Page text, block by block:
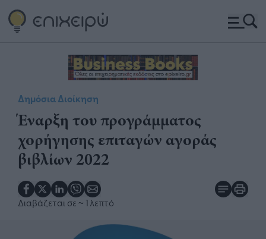
Δημόσια Διοίκηση
Έναρξη του προγράμματος
χορήγησης επιταγών αγοράς
βιβλίων 2022
Διαβάζεται σε ~ 1 λεπτό